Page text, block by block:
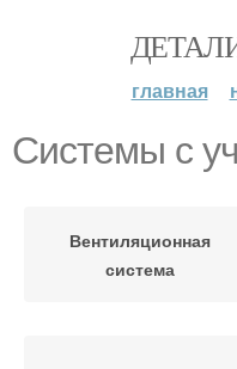
главная
Системы с
Вентиляционная
система